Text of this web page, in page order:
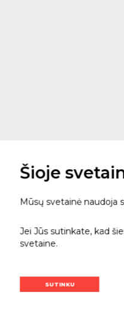
Šioje
Mūsų svetainė naudoja
Jei Jūs sutinkate, kad
svetaine.
SUTINKU